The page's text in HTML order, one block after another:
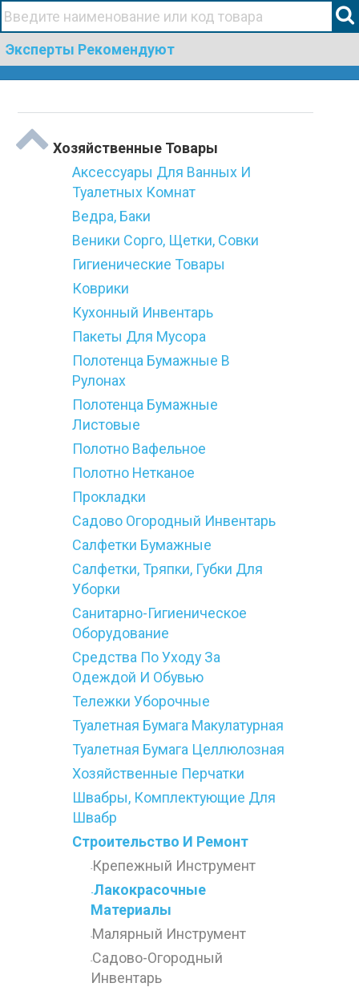
Эксперты Рекомендуют
+38(067)506 44 19
Хозяйственные Товары
Аксессуары Для Ванных И
Туалетных Комнат
Ведра, Баки
Веники Сорго, Щетки, Совки
Гигиенические Товары
Коврики
Кухонный Инвентарь
Пакеты Для Мусора
Полотенца Бумажные В
Рулонах
Полотенца Бумажные
Листовые
Полотно Вафельное
Полотно Нетканое
Прокладки
Садово Огородный Инвентарь
Салфетки Бумажные
Салфетки, Тряпки, Губки Для
Уборки
Санитарно-Гигиеническое
Оборудование
Средства По Уходу За
Одеждой И Обувью
Тележки Уборочные
Туалетная Бумага Макулатурная
Туалетная Бумага Целлюлозная
Хозяйственные Перчатки
Швабры, Комплектующие Для
Швабр
Строительство И Ремонт
-Крепежный Инструмент
-Лакокрасочные
Материалы
-Малярный Инструмент
-Садово-Огородный
Инвентарь